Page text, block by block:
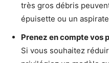
très gros débris
épuisette ou un
Prenez en compte vos
Si vous souhaitez